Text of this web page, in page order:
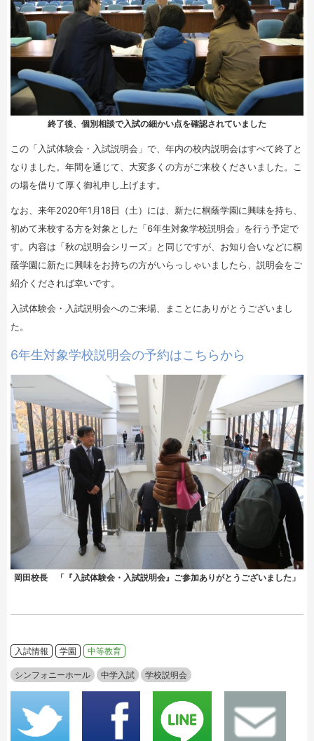
終了後、個別相談で入試の細かい点を確認されていました
この「入試体験会・入試説明会」で、年内の校内説明会はすべて終了と
なりました。年間を通じて、大変多くの方がご来校くださいました。こ
の場を借りて厚く御礼申し上げます。
なお、来年2020年1月18日（土）には、新たに桐蔭学園に興味を持ち、
初めて来校する方を対象とした「6年生対象学校説明会」を行う予定で
す。内容は「秋の説明会シリーズ」と同じですが、お知り合いなどに桐
蔭学園に新たに興味をお持ちの方がいらっしゃいましたら、説明会をご
紹介くだされば幸いです。
入試体験会・入試説明会へのご来場、まことにありがとうございまし
た。
6年生対象学校説明会の予約はこちらから
岡田校長 「『入試体験会・入試説明会』ご参加ありがとうございました」
入試情報 学園 中等教育
シンフォニーホール 中学入試 学校説明会